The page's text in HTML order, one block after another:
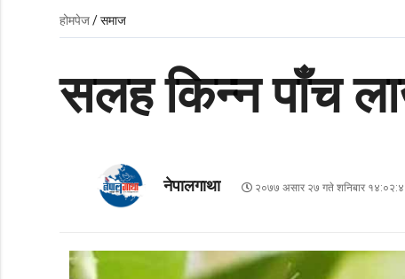
होमपेज/ समाज
सलह किन्न पाँच
नेपालगाथा २०७७ असार २७ गते शनिबार